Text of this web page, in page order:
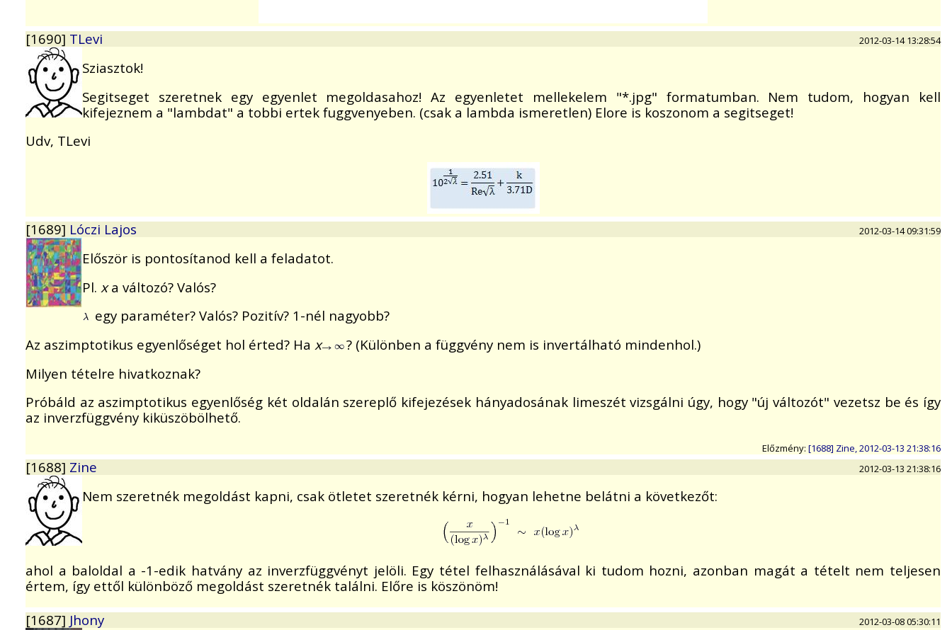
[1690] TLevi 2012-03-14 13:28:54
Sziasztok!
Segitseget szeretnek egy egyenlet megoldasahoz! Az egyenletet mellekelem "*.jpg" formatumban. Nem tudom, hogyan kell
kifejeznem a "lambdat" a tobbi ertek fuggvenyeben. (csak a lambda ismeretlen) Elore is koszonom a segitseget!
Udv, TLevi
[1689] Lóczi Lajos 2012-03-14 09:31:59
Először is pontosítanod kell a feladatot.
Pl. xa változó? Valós?
egy paraméter? Valós? Pozitív? 1-nél nagyobb?
Az aszimptotikus egyenlőséget hol érted? Ha x
? (Különben a függvény nem is invertálható mindenhol.)
Milyen tételre hivatkoznak?
Próbáld az aszimptotikus egyenlőség két oldalán szereplő kifejezések hányadosának limeszét vizsgálni úgy, hogy "új változót" vezetsz be és így
az inverzfüggvény kiküszöbölhető.
Előzmény: [1688] Zine, 2012-03-13 21:38:16
[1688] Zine 2012-03-13 21:38:16
Nem szeretnék megoldást kapni, csak ötletet szeretnék kérni, hogyan lehetne belátni a következőt:
ahol a baloldal a -1-edik hatvány az inverzfüggvényt jelöli. Egy tétel felhasználásával ki tudom hozni, azonban magát a tételt nem teljesen
értem, így ettől különböző megoldást szeretnék találni. Előre is köszönöm!
[1687] Jhony 2012-03-08 05:30:11